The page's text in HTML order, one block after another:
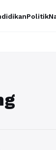
Politik
Ingin